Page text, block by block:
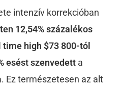
intenzív korrekcióban
12,54% százalékos
time high $73 800-tól
esést szenvedett a
Ez természetesen az alt